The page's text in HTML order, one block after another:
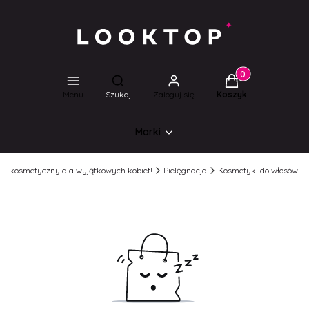
Menu
Otwórz wyszukiwarkę
Szukaj Zaloguj się
Produkty w
Koszyk
Marki
kosmetyczny dla wyjątkowych kobiet! Pielęgnacja Kosmetyki do włosów